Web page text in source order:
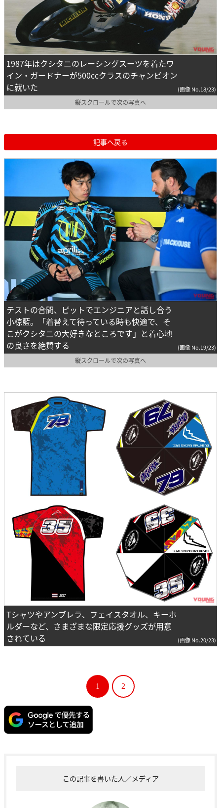
1987年はクシタニのレーシングスーツを着たワ
イン・ガードナーが500ccクラスのチャンピオン
に就いた
(画像 No.18/23)
縦スクロールで次の写真へ
記事へ戻る
テストの合間、ピットでエンジニアと話し合う
小椋藍。「着替えて待っている時も快適で、そ
こがクシタニの大好きなところです」と着心地
の良さを絶賛する
(画像 No.19/23)
縦スクロールで次の写真へ
Tシャツやアンブレラ、フェイスタオル、キーホ
ルダーなど、さまざまな限定応援グッズが用意
されている
(画像 No.20/23)
1 2
この記事を書いた人／メディア